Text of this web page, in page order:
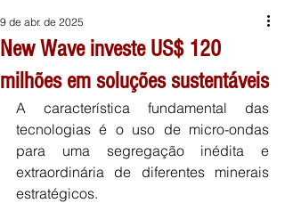
New Wave investe US$ 120
milhões em soluções sustentáveis
9 de abr. de 2025
A característica fundamental das
tecnologias é o uso de micro-ondas
para uma segregação inédita e
extraordinária de diferentes minerais
estratégicos.